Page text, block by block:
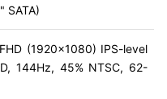
SATA)
(1920x1080) IPS-level
144Hz, 45% NTSC, 62-